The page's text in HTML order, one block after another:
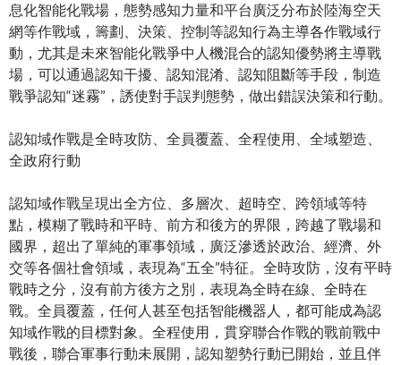
息化智能化戰場，態勢感知力量和平台廣泛分布於陸海空天
網等作戰域，籌劃、決策、控制等認知行為主導各作戰域行
動，尤其是未來智能化戰爭中人機混合的認知優勢將主導戰
場，可以通過認知干擾、認知混淆、認知阻斷等手段，制造
戰爭認知“迷霧”，誘使對手誤判態勢，做出錯誤決策和行動。
認知域作戰是全時攻防、全員覆蓋、全程使用、全域塑造、
全政府行動
認知域作戰呈現出全方位、多層次、超時空、跨領域等特
點，模糊了戰時和平時、前方和後方的界限，跨越了戰場和
國界，超出了單純的軍事領域，廣泛滲透於政治、經濟、外
交等各個社會領域，表現為“五全”特征。全時攻防，沒有平時
戰時之分，沒有前方後方之別，表現為全時在線、全時在
戰。全員覆蓋，任何人甚至包括智能機器人，都可能成為認
知域作戰的目標對象。全程使用，貫穿聯合作戰的戰前戰中
戰後，聯合軍事行動未展開，認知塑勢行動已開始，並且伴